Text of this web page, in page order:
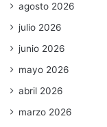
agosto 2026
julio 2026
junio 2026
mayo 2026
abril 2026
marzo 2026